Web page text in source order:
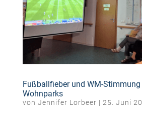
Fußballfieber und WM-Stimmung
Wohnparks
von Jennifer Lorbeer | 25. Juni